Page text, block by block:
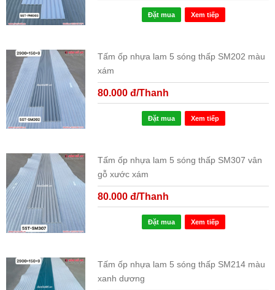
Đặt mua Xem tiếp
Tấm ốp nhựa lam 5 sóng thấp SM202 màu
xám
80.000 đ/Thanh
Đặt mua Xem tiếp
Tấm ốp nhựa lam 5 sóng thấp SM307 vân
gỗ xước xám
80.000 đ/Thanh
Đặt mua Xem tiếp
Tấm ốp nhựa lam 5 sóng thấp SM214 màu
xanh dương